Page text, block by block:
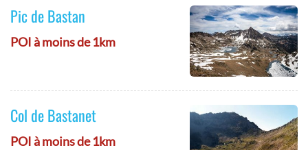
Pic de Bastan
POI à moins de 1km
Col de Bastanet
POI à moins de 1km